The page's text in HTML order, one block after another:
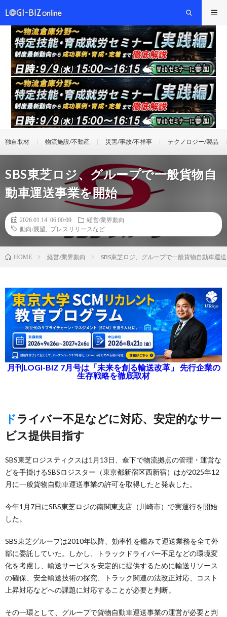
独自取材 物流施設/不動産 災害/事故/不祥事 テクノロジー/製品
SBS東芝ロジ、グループで一般貨物自
動車運送事業を開始
2026.01.14 06:00:09
経営/業界動向
動向/展望
プレスリリースなど
HOME 経営/業界動向 SBS東芝ロジ、グループで一般貨物自動車運
月刊LOGI-BIZ 7月号は「未来を創る輸送改革」 先行企業の
生存戦略を徹底取材
ドライバー不足などに対応、安定的なサー
ビス提供目指す
SBS東芝ロジスティクスは1月13日、傘下で物流拠点の管理・運営な
どを手掛けるSBSロジスター（東京都新宿区西新宿）はが2025年12
月に一般貨物自動車運送事業の許可を取得したと発表した。
今年1月7日にSBS東芝ロジの南関東支店（川崎市）で実運行を開始
した。
SBS東芝グループは2010年以降、効率性を鑑みて運送業務を全て外
部に委託していた。しかし、トラックドライバー不足などの環境変
化を考慮し、輸送サービスを安定的に提供するために輸送リソース
の確保、安全輸送技術の探究、トラック関連の法改正対応、コスト
上昇対応などへの課題に対応することが必要と判断。
その一環として、グループで貨物自動車運送事業の運営が必要と判